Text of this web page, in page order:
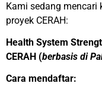
Kami sedang
proyek CERAH:
Health System
CERAH (berbasis di
Cara mendaftar: